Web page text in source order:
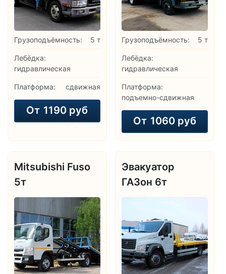
Грузоподъёмность: 5 т
Лебёдка:
гидравлическая
Платформа: сдвижная
От 1190 руб
Грузоподъёмность: 5 т
Лебёдка:
гидравлическая
Платформа:
подъемно-сдвижная
От 1060 руб
Mitsubishi Fuso
5т
Эвакуатор
ГАЗон 6т